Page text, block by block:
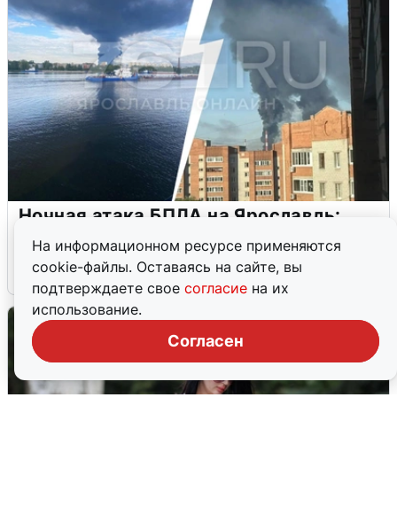
На информационном ресурсе применяются
cookie-файлы. Оставаясь на сайте, вы
подтверждаете свое согласие на их
использование.
Согласен
Ночная атака БПЛА на Ярославль:
попадания и последствия
6 августа 0